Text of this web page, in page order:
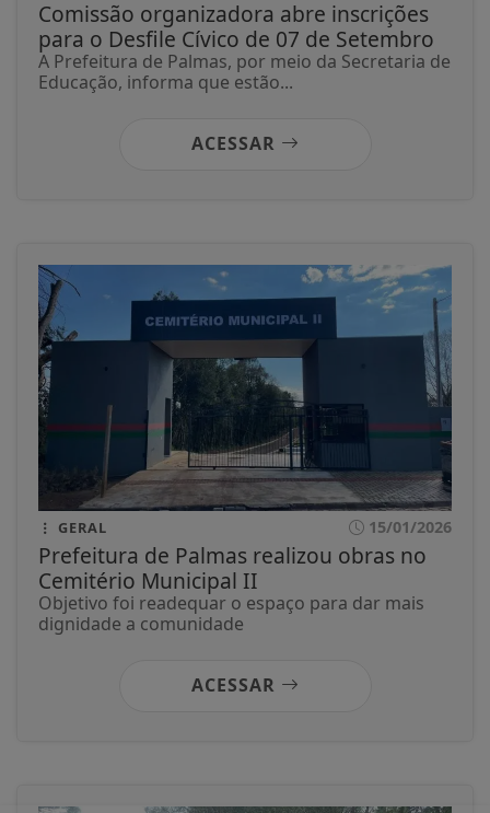
Comissão organizadora abre inscrições
para o Desfile Cívico de 07 de Setembro
A Prefeitura de Palmas, por meio da Secretaria de
Educação, informa que estão...
ACESSAR
GERAL 15/01/2026
Prefeitura de Palmas realizou obras no
Cemitério Municipal II
Objetivo foi readequar o espaço para dar mais
dignidade a comunidade
ACESSAR